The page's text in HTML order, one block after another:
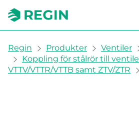
You are here:
Regin Produkter Ventiler
Koppling för stålrör till
VTTV/VTTR/VTTB samt ZTV/ZTR